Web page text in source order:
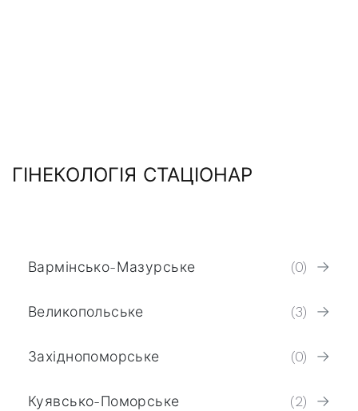
ГІНЕКОЛОГІЯ СТАЦІОНАР
Вармінсько-Мазурське (0)
Великопольське (3)
Західнопоморське (0)
Куявсько-Поморське (2)